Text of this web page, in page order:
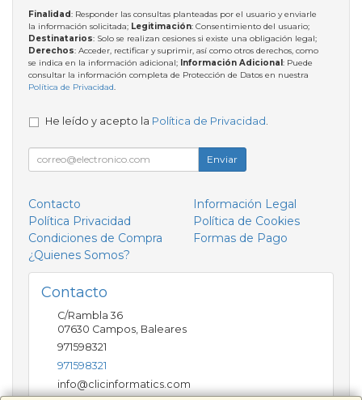
Finalidad: Responder las consultas planteadas por el usuario y enviarle
la información solicitada; Legitimación: Consentimiento del usuario;
Destinatarios: Solo se realizan cesiones si existe una obligación legal;
Derechos: Acceder, rectificar y suprimir, así como otros derechos, como
se indica en la información adicional; Información Adicional: Puede
consultar la información completa de Protección de Datos en nuestra
Política de Privacidad.
He leído y acepto la Política de Privacidad
Enviar
Contacto
Información Legal
Política Privacidad
Política de Cookies
Condiciones de Compra
Formas de Pago
¿Quienes Somos?
Contacto
C/Rambla 36
07630 Campos Baleares
971598321
971598321
info@clicinformatics.com